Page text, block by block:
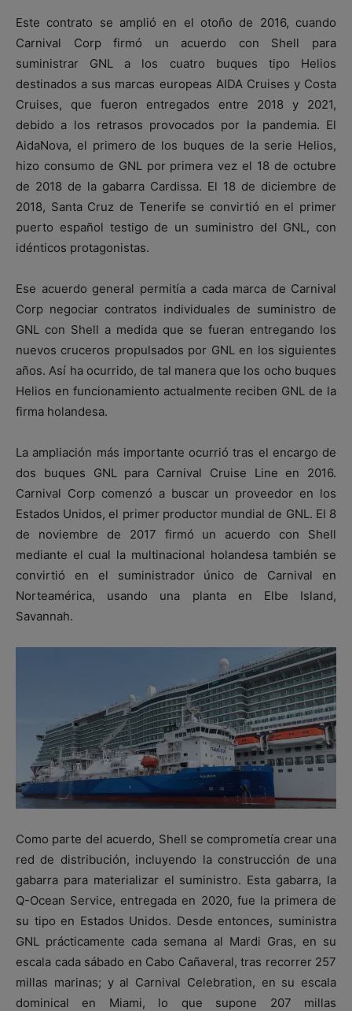
Este contrato se amplió en el otoño de 2016, cuando
Carnival Corp firmó un acuerdo con Shell para
suministrar GNL a los cuatro buques tipo Helios
destinados a sus marcas europeas AIDA Cruises y Costa
Cruises, que fueron entregados entre 2018 y 2021,
debido a los retrasos provocados por la pandemia. El
AidaNova, el primero de los buques de la serie Helios,
hizo consumo de GNL por primera vez el 18 de octubre
de 2018 de la gabarra Cardissa. El 18 de diciembre de
2018, Santa Cruz de Tenerife se convirtió en el primer
puerto español testigo de un suministro del GNL, con
idénticos protagonistas.
Ese acuerdo general permitía a cada marca de Carnival
Corp negociar contratos individuales de suministro de
GNL con Shell a medida que se fueran entregando los
nuevos cruceros propulsados por GNL en los siguientes
años. Así ha ocurrido, de tal manera que los ocho buques
Helios en funcionamiento actualmente reciben GNL de la
firma holandesa.
La ampliación más importante ocurrió tras el encargo de
dos buques GNL para Carnival Cruise Line en 2016.
Carnival Corp comenzó a buscar un proveedor en los
Estados Unidos, el primer productor mundial de GNL. El 8
de noviembre de 2017 firmó un acuerdo con Shell
mediante el cual la multinacional holandesa también se
convirtió en el suministrador único de Carnival en
Norteamérica, usando una planta en Elbe Island,
Savannah.
Como parte del acuerdo, Shell se comprometía crear una
red de distribución, incluyendo la construcción de una
gabarra para materializar el suministro. Esta gabarra, la
Q-Ocean Service, entregada en 2020, fue la primera de
su tipo en Estados Unidos. Desde entonces, suministra
GNL prácticamente cada semana al Mardi Gras, en su
escala cada sábado en Cabo Cañaveral, tras recorrer 257
millas marinas; y al Carnival Celebration, en su escala
dominical en Miami, lo que supone 207 millas